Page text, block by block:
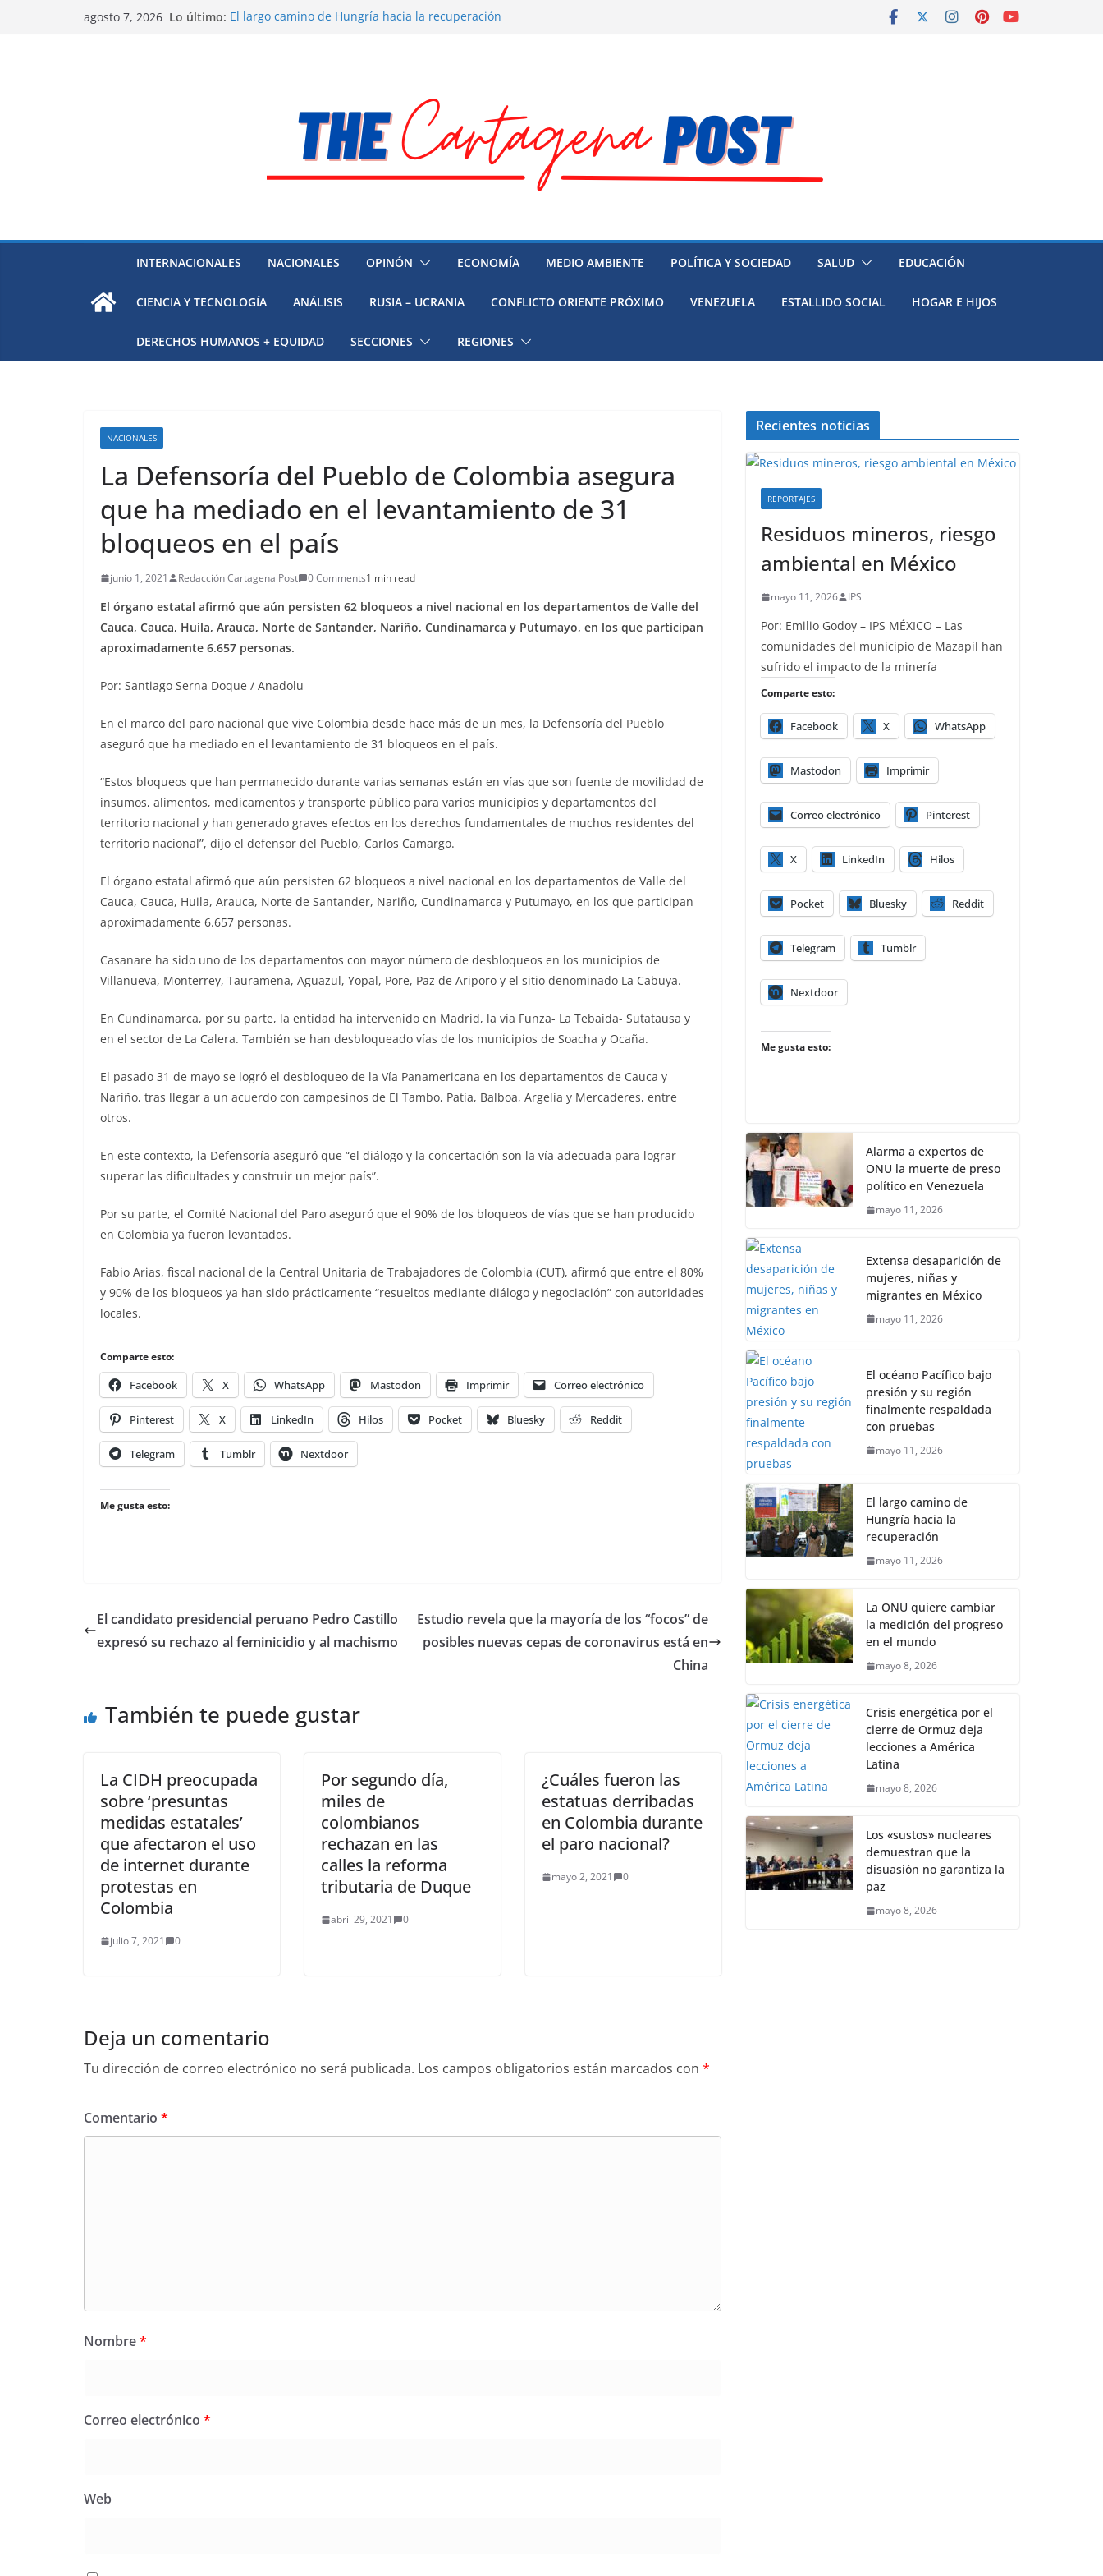
agosto 7, 2026 Lo último: El largo camino de Hungría hacia la recuperación
El océano Pacífico bajo presión y su región finalmente
respaldada con pruebas
INTERNACIONALES NACIONALES OPINÓN ECONOMÍA MEDIO AMBIENTE POLÍTICA Y SOCIEDAD SALUD EDUCACIÓN
CIENCIA Y TECNOLOGÍA ANÁLISIS RUSIA – UCRANIA CONFLICTO ORIENTE PRÓXIMO VENEZUELA ESTALLIDO SOCIAL HOGAR E HIJOS
DERECHOS HUMANOS + EQUIDAD SECCIONES REGIONES
NACIONALES
La Defensoría del Pueblo de Colombia asegura
que ha mediado en el levantamiento de 31
bloqueos en el país
junio 1, 2021 Redacción Cartagena Post 0 Comments1 min read
El órgano estatal afirmó que aún persisten 62 bloqueos a nivel nacional en los departamentos de Valle del
Cauca, Cauca, Huila, Arauca, Norte de Santander, Nariño, Cundinamarca y Putumayo, en los que participan
aproximadamente 6.657 personas.
Por: Santiago Serna Doque / Anadolu
En el marco del paro nacional que vive Colombia desde hace más de un mes, la Defensoría del Pueblo
aseguró que ha mediado en el levantamiento de 31 bloqueos en el país.
“Estos bloqueos que han permanecido durante varias semanas están en vías que son fuente de movilidad de
insumos, alimentos, medicamentos y transporte público para varios municipios y departamentos del
territorio nacional y han generado graves efectos en los derechos fundamentales de muchos residentes del
territorio nacional”, dijo el defensor del Pueblo, Carlos Camargo.
El órgano estatal afirmó que aún persisten 62 bloqueos a nivel nacional en los departamentos de Valle del
Cauca, Cauca, Huila, Arauca, Norte de Santander, Nariño, Cundinamarca y Putumayo, en los que participan
aproximadamente 6.657 personas.
Casanare ha sido uno de los departamentos con mayor número de desbloqueos en los municipios de
Villanueva, Monterrey, Tauramena, Aguazul, Yopal, Pore, Paz de Ariporo y el sitio denominado La Cabuya.
En Cundinamarca, por su parte, la entidad ha intervenido en Madrid, la vía Funza- La Tebaida- Sutatausa y
en el sector de La Calera. También se han desbloqueado vías de los municipios de Soacha y Ocaña.
El pasado 31 de mayo se logró el desbloqueo de la Vía Panamericana en los departamentos de Cauca y
Nariño, tras llegar a un acuerdo con campesinos de El Tambo, Patía, Balboa, Argelia y Mercaderes, entre
otros.
En este contexto, la Defensoría aseguró que “el diálogo y la concertación son la vía adecuada para lograr
superar las dificultades y construir un mejor país”.
Por su parte, el Comité Nacional del Paro aseguró que el 90% de los bloqueos de vías que se han producido
en Colombia ya fueron levantados.
Fabio Arias, fiscal nacional de la Central Unitaria de Trabajadores de Colombia (CUT), afirmó que entre el 80%
y 90% de los bloqueos ya han sido prácticamente “resueltos mediante diálogo y negociación” con autoridades
locales.
Comparte esto:
Facebook X WhatsApp Mastodon Imprimir Correo electrónico
Pinterest X LinkedIn Hilos Pocket Bluesky Reddit
Telegram Tumblr Nextdoor
Me gusta esto:
El candidato presidencial peruano Pedro Castillo
expresó su rechazo al feminicidio y al machismo
Estudio revela que la mayoría de los “focos” de
posibles nuevas cepas de coronavirus está en
China
También te puede gustar
La CIDH preocupada
sobre ‘presuntas
medidas estatales’
que afectaron el uso
de internet durante
protestas en
Colombia
julio 7, 2021 0
Por segundo día,
miles de
colombianos
rechazan en las
calles la reforma
tributaria de Duque
abril 29, 2021 0
¿Cuáles fueron las
estatuas derribadas
en Colombia durante
el paro nacional?
mayo 2, 2021 0
Deja un comentario
Tu dirección de correo electrónico no será publicada. Los campos obligatorios están marcados con *
Comentario *
Nombre*
Correo electrónico *
Web
Recientes noticias
REPORTAJES
Residuos mineros, riesgo
ambiental en México
mayo 11, 2026 IPS
Por: Emilio Godoy – IPS MÉXICO – Las
comunidades del municipio de Mazapil han
sufrido el impacto de la minería
Comparte esto:
Facebook X WhatsApp
Mastodon Imprimir
Correo electrónico Pinterest
X LinkedIn Hilos
Pocket Bluesky Reddit
Telegram Tumblr
Nextdoor
Me gusta esto:
Alarma a expertos de
ONU la muerte de preso
político en Venezuela
mayo 11, 2026
Extensa desaparición de
mujeres, niñas y
migrantes en México
mayo 11, 2026
El océano Pacífico bajo
presión y su región
finalmente respaldada
con pruebas
mayo 11, 2026
El largo camino de
Hungría hacia la
recuperación
mayo 11, 2026
La ONU quiere cambiar
la medición del progreso
en el mundo
mayo 8, 2026
Crisis energética por el
cierre de Ormuz deja
lecciones a América
Latina
mayo 8, 2026
Los «sustos» nucleares
demuestran que la
disuasión no garantiza la
paz
mayo 8, 2026